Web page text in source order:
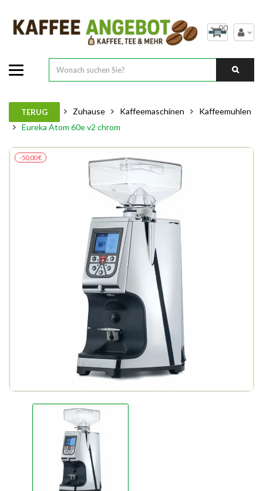
00
TERUG Zuhause Kaffeemaschinen
Kaffeemuhlen
Eureka Atom 60e v2 chrom
-50,00 €